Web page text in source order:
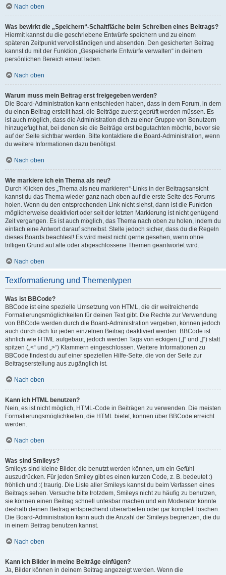
Nach oben
Was bewirkt die „Speichern“-Schaltfläche beim Schreiben eines Beitrags?
Hiermit kannst du die geschriebene Entwürfe speichern und zu einem
späteren Zeitpunkt vervollständigen und absenden. Den gesicherten Beitrag
kannst du mit der Funktion „Gespeicherte Entwürfe verwalten“ in deinem
persönlichen Bereich erneut laden.
Nach oben
Warum muss mein Beitrag erst freigegeben werden?
Die Board-Administration kann entschieden haben, dass in dem Forum, in dem
du einen Beitrag erstellt hast, die Beiträge zuerst geprüft werden müssen. Es
ist auch möglich, dass die Administration dich zu einer Gruppe von Benutzern
hinzugefügt hat, bei denen sie die Beiträge erst begutachten möchte, bevor sie
auf der Seite sichtbar werden. Bitte kontaktiere die Board-Administration, wenn
du weitere Informationen dazu benötigst.
Nach oben
Wie markiere ich ein Thema als neu?
Durch Klicken des „Thema als neu markieren“-Links in der Beitragsansicht
kannst du das Thema wieder ganz nach oben auf die erste Seite des Forums
holen. Wenn du den entsprechenden Link nicht siehst, dann ist die Funktion
möglicherweise deaktiviert oder seit der letzten Markierung ist nicht genügend
Zeit vergangen. Es ist auch möglich, das Thema nach oben zu holen, indem du
einfach eine Antwort darauf schreibst. Stelle jedoch sicher, dass du die Regeln
dieses Boards beachtest! Es wird meist nicht gerne gesehen, wenn ohne
triftigen Grund auf alte oder abgeschlossene Themen geantwortet wird.
Nach oben
Textformatierung und Thementypen
Was ist BBCode?
BBCode ist eine spezielle Umsetzung von HTML, die dir weitreichende
Formatierungsmöglichkeiten für deinen Text gibt. Die Rechte zur Verwendung
von BBCode werden durch die Board-Administration vergeben, können jedoch
auch durch dich für jeden einzelnen Beitrag deaktiviert werden. BBCode ist
ähnlich wie HTML aufgebaut, jedoch werden Tags von eckigen („[“ und „]“) statt
spitzen („<“ und „>“) Klammern eingeschlossen. Weitere Informationen zu
BBCode findest du auf einer speziellen Hilfe-Seite, die von der Seite zur
Beitragserstellung aus zugänglich ist.
Nach oben
Kann ich HTML benutzen?
Nein, es ist nicht möglich, HTML-Code in Beiträgen zu verwenden. Die meisten
Formatierungsmöglichkeiten, die HTML bietet, können über BBCode erreicht
werden.
Nach oben
Was sind Smileys?
Smileys sind kleine Bilder, die benutzt werden können, um ein Gefühl
auszudrücken. Für jeden Smiley gibt es einen kurzen Code, z. B. bedeutet :)
fröhlich und :( traurig. Die Liste aller Smileys kannst du beim Verfassen eines
Beitrags sehen. Versuche bitte trotzdem, Smileys nicht zu häufig zu benutzen,
sie können einen Beitrag schnell unlesbar machen und ein Moderator könnte
deshalb deinen Beitrag entsprechend überarbeiten oder gar komplett löschen.
Die Board-Administration kann auch die Anzahl der Smileys begrenzen, die du
in einem Beitrag benutzen kannst.
Nach oben
Kann ich Bilder in meine Beiträge einfügen?
Ja, Bilder können in deinem Beitrag angezeigt werden. Wenn die